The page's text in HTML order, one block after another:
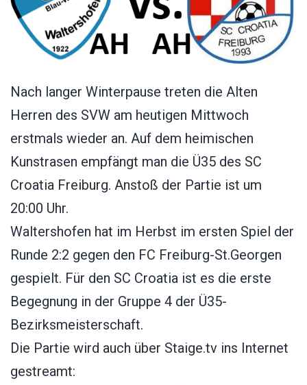
Nach langer Winterpause treten die Alten
Herren des SVW am heutigen Mittwoch
erstmals wieder an. Auf dem heimischen
Kunstrasen empfängt man die Ü35 des SC
Croatia Freiburg. Anstoß der Partie ist um
20:00 Uhr.
Waltershofen hat im Herbst im ersten Spiel der
Runde 2:2 gegen den FC Freiburg-St.Georgen
gespielt. Für den SC Croatia ist es die erste
Begegnung in der Gruppe 4 der Ü35-
Bezirksmeisterschaft.
Die Partie wird auch über Staige.tv ins Internet
gestreamt: